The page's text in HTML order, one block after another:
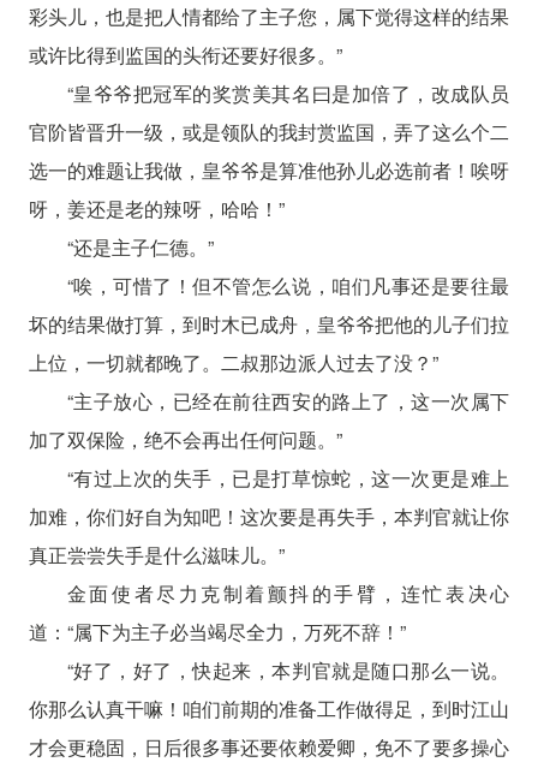
彩头儿，也是把人情都给了主子您，属下觉得这样的结果
或许比得到监国的头衔还要好很多。”
“皇爷爷把冠军的奖赏美其名曰是加倍了，改成队员
官阶皆晋升一级，或是领队的我封赏监国，弄了这么个二
选一的难题让我做，皇爷爷是算准他孙儿必选前者！唉呀
呀，姜还是老的辣呀，哈哈！”
“还是主子仁德。”
“唉，可惜了！但不管怎么说，咱们凡事还是要往最
坏的结果做打算，到时木已成舟，皇爷爷把他的儿子们拉
上位，一切就都晚了。二叔那边派人过去了没？”
“主子放心，已经在前往西安的路上了，这一次属下
加了双保险，绝不会再出任何问题。”
“有过上次的失手，已是打草惊蛇，这一次更是难上
加难，你们好自为知吧！这次要是再失手，本判官就让你
真正尝尝失手是什么滋味儿。”
金面使者尽力克制着颤抖的手臂，连忙表决心
道：“属下为主子必当竭尽全力，万死不辞！”
“好了，好了，快起来，本判官就是随口那么一说。
你那么认真干嘛！咱们前期的准备工作做得足，到时江山
才会更稳固，日后很多事还要依赖爱卿，免不了要多操心